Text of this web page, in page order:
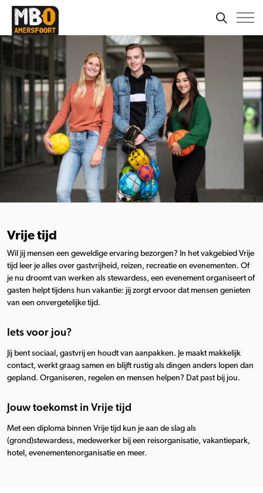
Vrije tijd
Wil jij mensen een geweldige ervaring bezorgen? In het vakgebied Vrije
tijd leer je alles over gastvrijheid, reizen, recreatie en evenementen. Of
je nu droomt van werken als stewardess, een evenement organiseert of
gasten helpt tijdens hun vakantie: jij zorgt ervoor dat mensen genieten
van een onvergetelijke tijd.
Iets voor jou?
Jij bent sociaal, gastvrij en houdt van aanpakken. Je maakt makkelijk
contact, werkt graag samen en blijft rustig als dingen anders lopen dan
gepland. Organiseren, regelen en mensen helpen? Dat past bij jou.
Jouw toekomst in Vrije tijd
Met een diploma binnen Vrije tijd kun je aan de slag als
(grond)stewardess, medewerker bij een reisorganisatie, vakantiepark,
hotel, evenementenorganisatie en meer.